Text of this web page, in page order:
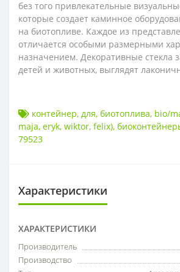
без того привлекательные
которые создает каминное
на биотопливе. Каждое из
отличается особыми размерными
назначением. Декоративные стекла
детей и животных, выглядят
контейнер, для, биотоплива, bio/
maja, eryk, wiktor, felix),
79523
Характеристики
ХАРАКТЕРИСТИКИ
Производитель
Производство